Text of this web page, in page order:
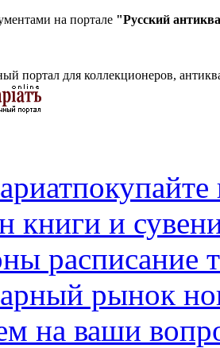
на портале "Русский
портал для коллекционеров,
покупайте
книги и
расписание
рынок
на ваши